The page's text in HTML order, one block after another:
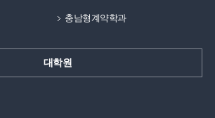
충남형계약학과
대학원